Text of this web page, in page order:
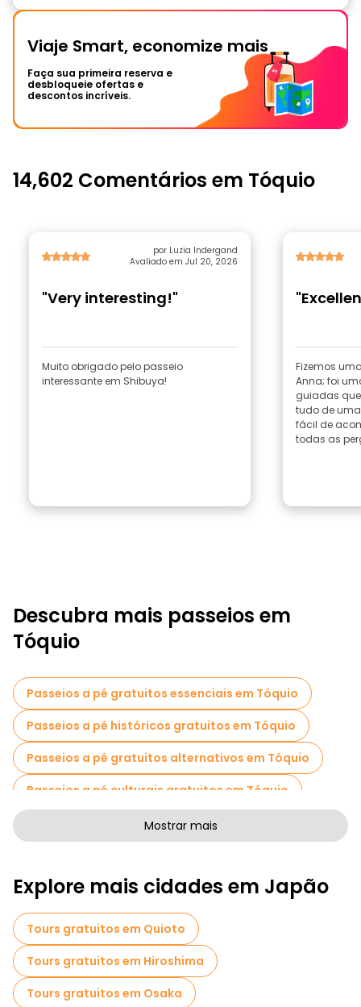
Viaje Smart, economize mais
Faça sua primeira reserva e
desbloqueie ofertas e
descontos incríveis.
14,602 Comentários em Tóquio
por Luzia Indergand
Avaliado em Jul 20, 2026
"Very interesting!"
Muito obrigado pelo passeio
interessante em Shibuya!
Fizemos
Anna; foi
guiadas que
tudo de
fácil de
todas as
Descubra mais passeios em
Tóquio
Passeios a pé gratuitos essenciais em Tóquio
Passeios a pé históricos gratuitos em Tóquio
Passeios a pé gratuitos alternativos em Tóquio
Passeios a pé culturais gratuitos em Tóquio
Passeios a pé gratuitos de arte em Tóquio
Atividades esportivas em Tóquio
Passeios autoguiados em Tóquio
Passeios fotográficos em Tóquio
Cruzeiros em Tóquio
Museus em Tóquio
Mostrar mais
Explore mais cidades em Japão
Tours gratuitos em Quioto
Tours gratuitos em Hiroshima
Tours gratuitos em Osaka